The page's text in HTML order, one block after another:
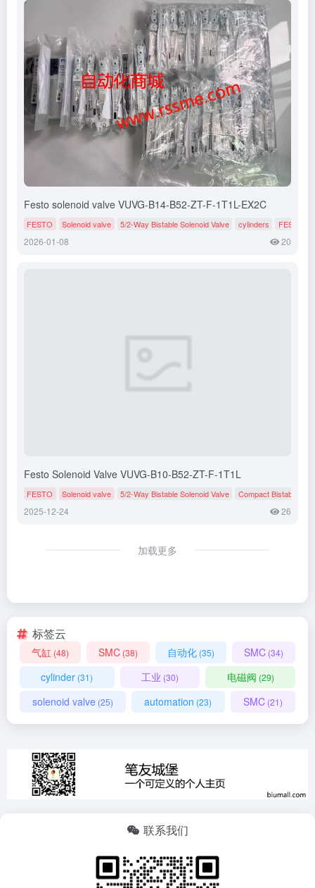
Festo solenoid valve VUVG-B14-B52-ZT-F-1T1L-EX2C
FESTO Solenoid valve 5/2-Way Bistable Solenoid Valve cylinders FESTO
2026-01-08 20
Festo Solenoid Valve VUVG-B10-B52-ZT-F-1T1L
FESTO Solenoid valve 5/2-Way Bistable Solenoid Valve Compact Bistable
2025-12-24 26
加载更多
标签云
气缸 (48) SMC (38) 自动化 (35) SMC (34)
cylinder (31) 工业 (30) 电磁阀 (29)
solenoid valve (25) automation (23) SMC(21)
联系我们